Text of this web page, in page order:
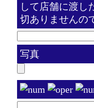
して店舗に渡し
切ありませんの
写真